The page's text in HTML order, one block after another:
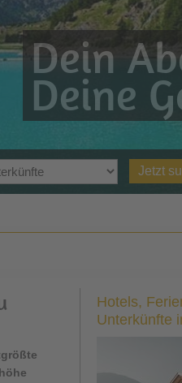
Dein
Deine
Jetzt
Hotels,
Unterkünfte